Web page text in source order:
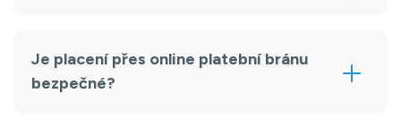
Je placení přes online platební bránu
bezpečné?